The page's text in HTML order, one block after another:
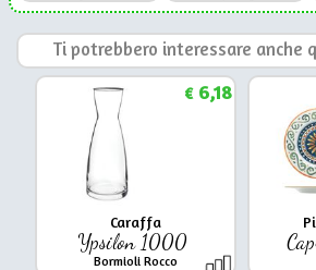
Ti potrebbero interessare anche
Caraffa
Ypsilon 1000
Bormioli Rocco
€6,18